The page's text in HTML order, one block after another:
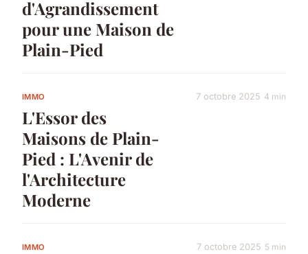
d'Agrandissement
pour une Maison de
Plain-Pied
IMMO
L'Essor des
Maisons de Plain-
Pied : L'Avenir de
l'Architecture
Moderne
7 octobre 2025 4 min
IMMO 7 octobre 2025 5 min